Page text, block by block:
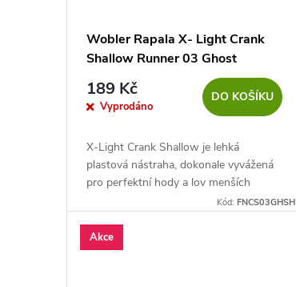
ů
k
Wobler Rapala X- Light Crank
Shallow Runner 03 Ghost
189 Kč
Vyprodáno
DO KOŠÍKU
X-Light Crank Shallow je lehká
plastová nástraha, dokonale vyvážená
pro perfektní hody a lov menších
Kód:FNCS03GHSH
Akce